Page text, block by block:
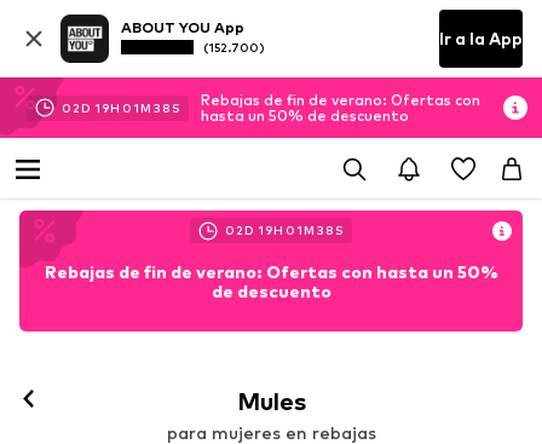
ABOUT YOU App
(152.700) Ir a la App
02D 19H 01M 37 S
Rebajas de fin de verano: Ofertas con
hasta un 50% de descuento
02D 19H 01M 37 S
Rebajas de fin de verano: Ofertas con hasta un 50%
de descuento
Mules
para mujeres en rebajas